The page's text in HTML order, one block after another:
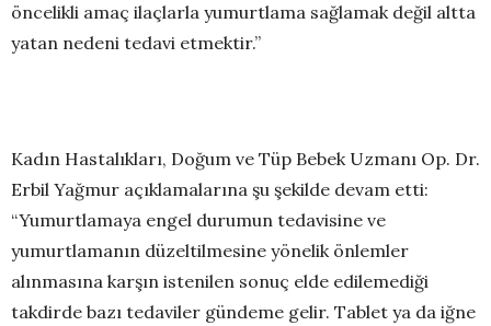
öncelikli amaç ilaçlarla yumurtlama sağlamak değil altta
yatan nedeni tedavi etmektir.”
Kadın Hastalıkları, Doğum ve Tüp Bebek Uzmanı Op. Dr.
Erbil Yağmur açıklamalarına şu şekilde devam etti:
“Yumurtlamaya engel durumun tedavisine ve
yumurtlamanın düzeltilmesine yönelik önlemler
alınmasına karşın istenilen sonuç elde edilemediği
takdirde bazı tedaviler gündeme gelir. Tablet ya da iğne